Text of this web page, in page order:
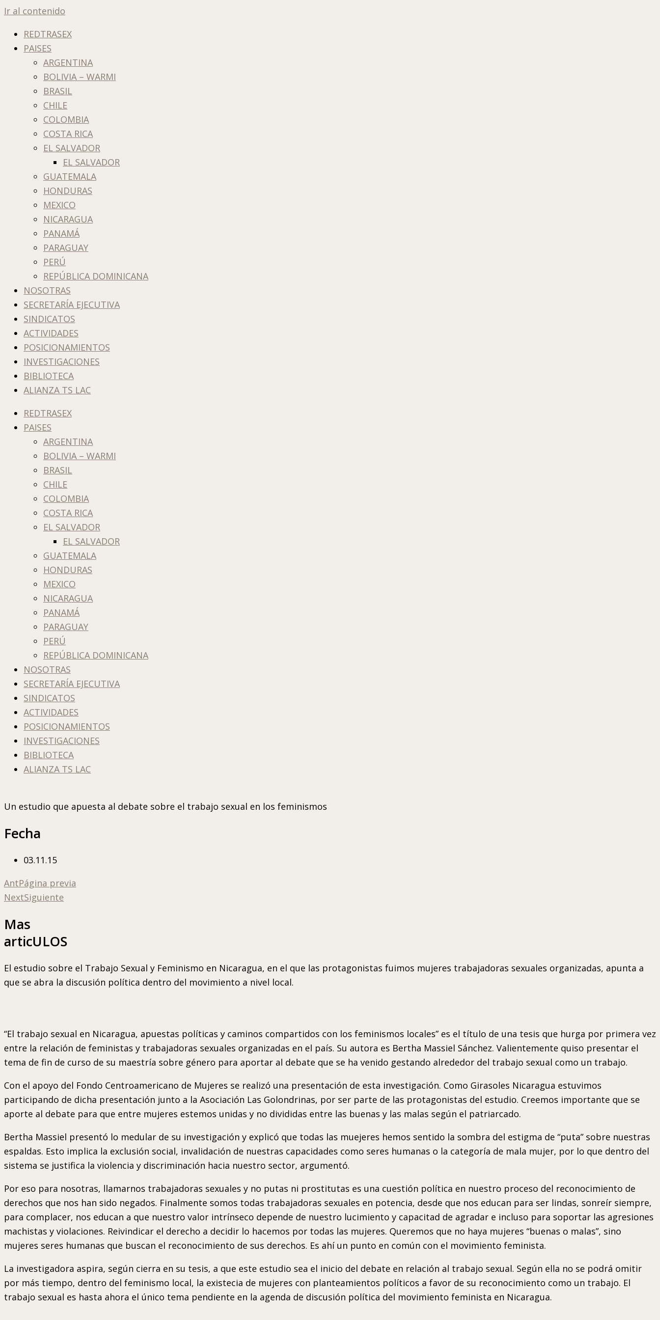
Ir al contenido
REDTRASEX
PAISES
ARGENTINA
BOLIVIA – WARMI
BRASIL
CHILE
COLOMBIA
COSTA RICA
EL SALVADOR
EL SALVADOR
GUATEMALA
HONDURAS
MEXICO
NICARAGUA
PANAMÁ
PARAGUAY
PERÚ
REPÚBLICA DOMINICANA
NOSOTRAS
SECRETARÍA EJECUTIVA
SINDICATOS
ACTIVIDADES
POSICIONAMIENTOS
INVESTIGACIONES
BIBLIOTECA
ALIANZA TS LAC
REDTRASEX
PAISES
ARGENTINA
BOLIVIA – WARMI
BRASIL
CHILE
COLOMBIA
COSTA RICA
EL SALVADOR
EL SALVADOR
GUATEMALA
HONDURAS
MEXICO
NICARAGUA
PANAMÁ
PARAGUAY
PERÚ
REPÚBLICA DOMINICANA
NOSOTRAS
SECRETARÍA EJECUTIVA
SINDICATOS
ACTIVIDADES
POSICIONAMIENTOS
INVESTIGACIONES
BIBLIOTECA
ALIANZA TS LAC
Un estudio que apuesta al debate sobre el trabajo sexual en los feminismos
Fecha
03.11.15
AntPágina previa
NextSiguiente
Mas
articULOS
El estudio sobre el Trabajo Sexual y Feminismo en Nicaragua, en el que las protagonistas fuimos mujeres trabajadoras sexuales organizadas, apunta a
que se abra la discusión política dentro del movimiento a nivel local.
“El trabajo sexual en Nicaragua, apuestas políticas y caminos compartidos con los feminismos locales” es el título de una tesis que hurga por primera vez
entre la relación de feministas y trabajadoras sexuales organizadas en el país. Su autora es Bertha Massiel Sánchez. Valientemente quiso presentar el
tema de fin de curso de su maestría sobre género para aportar al debate que se ha venido gestando alrededor del trabajo sexual como un trabajo.
Con el apoyo del Fondo Centroamericano de Mujeres se realizó una presentación de esta investigación. Como Girasoles Nicaragua estuvimos
participando de dicha presentación junto a la Asociación Las Golondrinas, por ser parte de las protagonistas del estudio. Creemos importante que se
aporte al debate para que entre mujeres estemos unidas y no divididas entre las buenas y las malas según el patriarcado.
Bertha Massiel presentó lo medular de su investigación y explicó que todas las muejeres hemos sentido la sombra del estigma de “puta” sobre nuestras
espaldas. Esto implica la exclusión social, invalidación de nuestras capacidades como seres humanas o la categoría de mala mujer, por lo que dentro del
sistema se justifica la violencia y discriminación hacia nuestro sector, argumentó.
Por eso para nosotras, llamarnos trabajadoras sexuales y no putas ni prostitutas es una cuestión política en nuestro proceso del reconocimiento de
derechos que nos han sido negados. Finalmente somos todas trabajadoras sexuales en potencia, desde que nos educan para ser lindas, sonreír siempre,
para complacer, nos educan a que nuestro valor intrínseco depende de nuestro lucimiento y capacitad de agradar e incluso para soportar las agresiones
machistas y violaciones. Reivindicar el derecho a decidir lo hacemos por todas las mujeres. Queremos que no haya mujeres “buenas o malas”, sino
mujeres seres humanas que buscan el reconocimiento de sus derechos. Es ahí un punto en común con el movimiento feminista.
La investigadora aspira, según cierra en su tesis, a que este estudio sea el inicio del debate en relación al trabajo sexual. Según ella no se podrá omitir
por más tiempo, dentro del feminismo local, la existecia de mujeres con planteamientos políticos a favor de su reconocimiento como un trabajo. El
trabajo sexual es hasta ahora el único tema pendiente en la agenda de discusión política del movimiento feminista en Nicaragua.